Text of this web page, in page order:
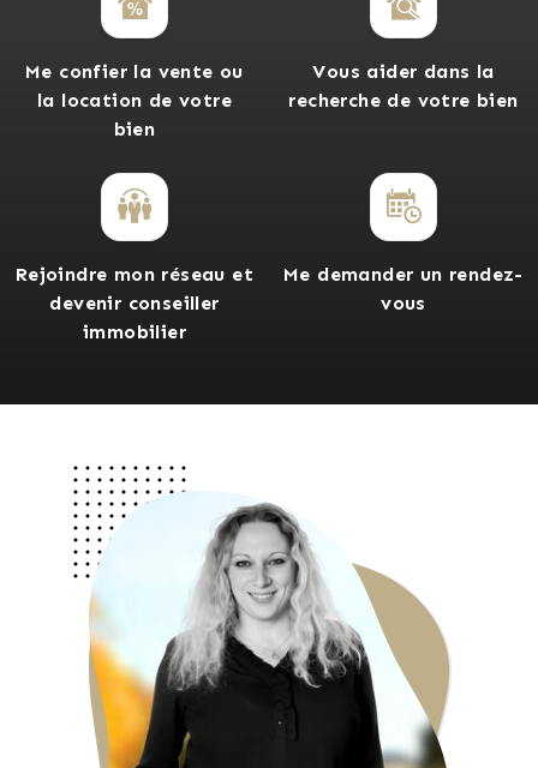
Me confier la vente ou
la location de votre
bien
Vous aider dans la
recherche de votre bien
Rejoindre mon réseau et
devenir conseiller
immobilier
Me demander un rendez-
vous